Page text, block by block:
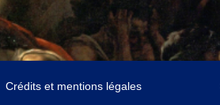
Crédits et mentions légales